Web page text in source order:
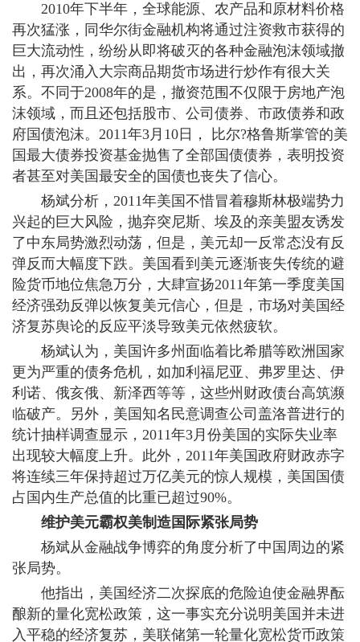
2010年下半年，全球能源、农产品和原材料价格
再次猛涨，同华尔街金融机构将通过注资救市获得的
巨大流动性，纷纷从即将破灭的各种金融泡沫领域撤
出，再次涌入大宗商品期货市场进行炒作有很大关
系。不同于2008年的是，撤资范围不仅限于房地产泡
沫领域，而且还包括股市、公司债券、市政债券和政
府国债泡沫。2011年3月10日， 比尔?格鲁斯掌管的美
国最大债券投资基金抛售了全部国债债券，表明投资
者甚至对美国最安全的国债也丧失了信心。
杨斌分析，2011年美国不惜冒着穆斯林极端势力
兴起的巨大风险，抛弃突尼斯、埃及的亲美盟友诱发
了中东局势激烈动荡，但是，美元却一反常态没有反
弹反而大幅度下跌。美国看到美元逐渐丧失传统的避
险货币地位焦急万分，大肆宣扬2011年第一季度美国
经济强劲反弹以恢复美元信心，但是，市场对美国经
济复苏舆论的反应平淡导致美元依然疲软。
杨斌认为，美国许多州面临着比希腊等欧洲国家
更为严重的债务危机，如加利福尼亚、弗罗里达、伊
利诺、俄亥俄、新泽西等等，这些州财政债台高筑濒
临破产。另外，美国知名民意调查公司盖洛普进行的
统计抽样调查显示，2011年3月份美国的实际失业率
出现较大幅度上升。此外，2011年美国政府财政赤字
将连续三年保持超过万亿美元的惊人规模，美国国债
占国内生产总值的比重已超过90%。
维护美元霸权美制造国际紧张局势
杨斌从金融战争博弈的角度分析了中国周边的紧
张局势。
他指出，美国经济二次探底的危险迫使金融界酝
酿新的量化宽松政策，这一事实充分说明美国并未进
入平稳的经济复苏，美联储第一轮量化宽松货币政策